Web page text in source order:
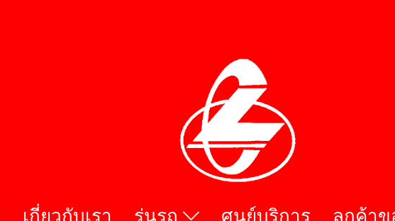
เกี่ยวกับเรา รุ่นรถ ศูนย์บริการ ลูกค้าข